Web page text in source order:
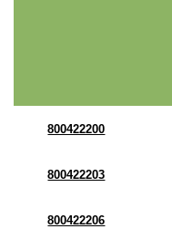
800422200
800422203
800422206